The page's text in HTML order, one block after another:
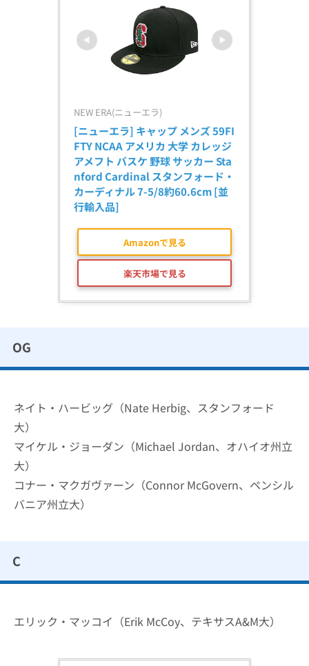
NEW ERA(ニューエラ)
[ニューエラ] キャップ メンズ 59FI
FTY NCAA アメリカ 大学 カレッジ
アメフト バスケ 野球 サッカー Sta
nford Cardinal スタンフォード・
カーディナル 7-5/8約60.6cm [並
行輸入品]
Amazonで見る
楽天市場で見る
OG
ネイト・ハービッグ（Nate Herbig、スタンフォード
大）
マイケル・ジョーダン（Michael Jordan、オハイオ州立
大）
コナー・マクガヴァーン（Connor McGovern、ペンシル
バニア州立大）
C
エリック・マッコイ（Erik McCoy、テキサスA&M大）